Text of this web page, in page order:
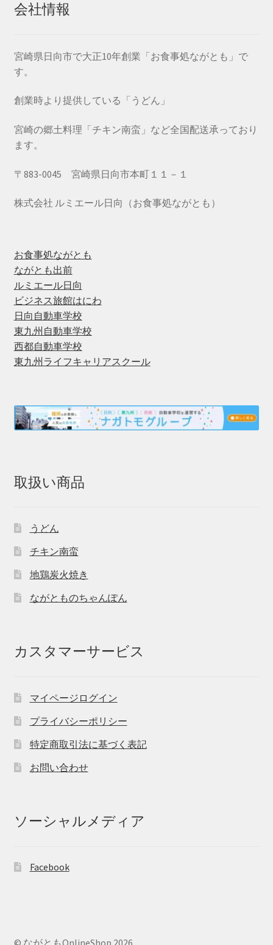
会社情報
宮崎県日向市で大正10年創業「お食事処ながとも」で
す。
創業時より提供している「うどん」
宮崎の郷土料理「チキン南蛮」など全国配送承っており
ます。
〒883-0045 宮崎県日向市本町１１－１
株式会社 ルミエール日向（お食事処ながとも）
お食事処ながとも
ながとも出前
ルミエール日向
ビジネス旅館はにわ
日向自動車学校
東九州自動車学校
西都自動車学校
東九州ライフキャリアスクール
取扱い商品
うどん
チキン南蛮
地鶏炭火焼き
ながとものちゃんぽん
カスタマーサービス
マイページログイン
プライバシーポリシー
特定商取引法に基づく表記
お問い合わせ
ソーシャルメディア
Facebook